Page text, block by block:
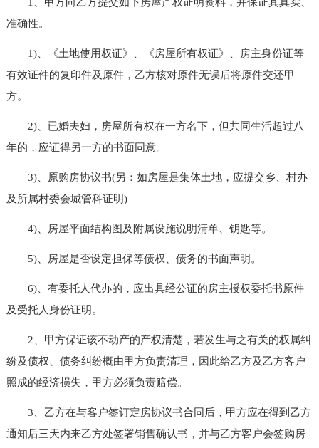
准确性。
1)、《土地使用权证》、《房屋所有权证》、房主身份证等
有效证件的复印件及原件，乙方核对原件无误后将原件交还甲
方。
2)、已婚夫妇，房屋所有权在一方名下，但共同生活超过八
年的，应证得另一方的书面同意。
3)、原购房协议书(另：如房屋是集体土地，应提交乡、村办
及所属村委会城管科证明)
4)、房屋平面结构图及附属设施说明清单、钥匙等。
5)、房屋是否设定担保等债权、债务的书面声明。
6)、有委托人代办的，应出具经公证的房主授权委托书原件
及受托人身份证明。
2、甲方保证该不动产的产权清楚，若发生与之有关的权属纠
纷及债权、债务纠纷概由甲方负责清理，因此给乙方及乙方客户
照成的经济损失，甲方必须负责赔偿。
3、乙方在与客户签订定房协议书合同后，甲方应在得到乙方
通知后三天内来乙方处签署销售确认书，并与乙方客户会签购房